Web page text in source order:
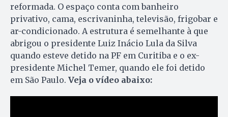
reformada. O espaço conta com banheiro
privativo, cama, escrivaninha, televisão, frigobar e
ar-condicionado. A estrutura é semelhante à que
abrigou o presidente Luiz Inácio Lula da Silva
quando esteve detido na PF em Curitiba e o ex-
presidente Michel Temer, quando ele foi detido
em São Paulo. Veja o vídeo abaixo: